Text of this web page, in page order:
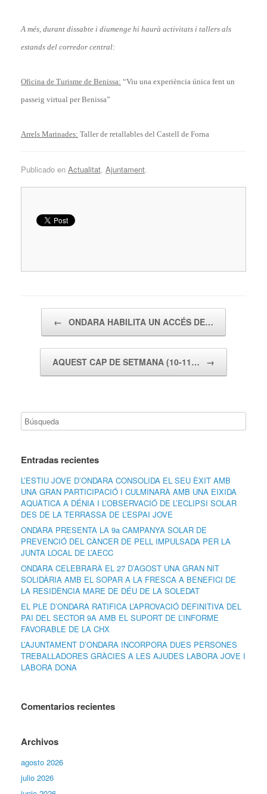
A més, durant dissabte i diumenge hi haurà activitats i tallers als
estands del corredor central:
Oficina de Turisme de Benissa: “Viu una experiència única fent un
passeig virtual per Benissa”
Arrels Marinades: Taller de retallables del Castell de Forna
Publicado en Actualitat, Ajuntament.
← ONDARA HABILITA UN ACCÉS DE…
AQUEST CAP DE SETMANA (10-11… →
Entradas recientes
L’ESTIU JOVE D’ONDARA CONSOLIDA EL SEU ÈXIT AMB
UNA GRAN PARTICIPACIÓ I CULMINARÀ AMB UNA EIXIDA
AQUÀTICA A DÉNIA I L’OBSERVACIÓ DE L’ECLIPSI SOLAR
DES DE LA TERRASSA DE L’ESPAI JOVE
ONDARA PRESENTA LA 9a CAMPANYA SOLAR DE
PREVENCIÓ DEL CÀNCER DE PELL IMPULSADA PER LA
JUNTA LOCAL DE L’AECC
ONDARA CELEBRARÀ EL 27 D’AGOST UNA GRAN NIT
SOLIDÀRIA AMB EL SOPAR A LA FRESCA A BENEFICI DE
LA RESIDÈNCIA MARE DE DÉU DE LA SOLEDAT
EL PLE D’ONDARA RATIFICA L’APROVACIÓ DEFINITIVA DEL
PAI DEL SECTOR 9A AMB EL SUPORT DE L’INFORME
FAVORABLE DE LA CHX
L’AJUNTAMENT D’ONDARA INCORPORA DUES PERSONES
TREBALLADORES GRÀCIES A LES AJUDES LABORA JOVE I
LABORA DONA
Comentarios recientes
Archivos
agosto 2026
julio 2026